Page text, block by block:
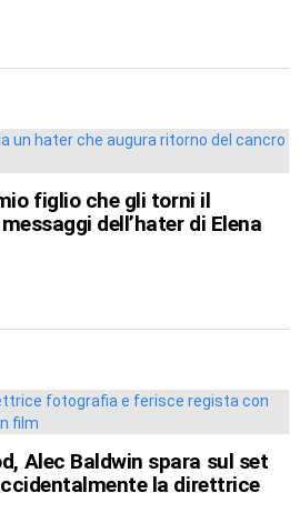
figlio che gli torni il
dell’hater di Elena
Alec Baldwin spara sul set
la direttrice